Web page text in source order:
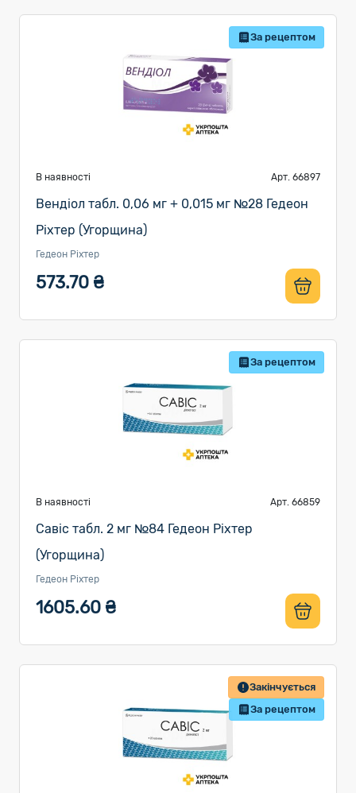
За рецептом
В наявності Арт. 66897
Вендіол табл. 0,06 мг + 0,015 мг №28 Гедеон
Ріхтер (Угорщина)
Гедеон Ріхтер
573.70 ₴
За рецептом
В наявності Арт. 66859
Савіс табл. 2 мг №84 Гедеон Ріхтер
(Угорщина)
Гедеон Ріхтер
1605.60 ₴
Закінчується
За рецептом